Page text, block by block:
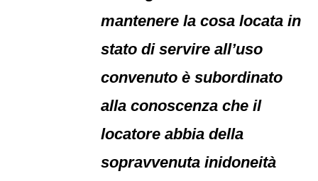
mantenere la cosa locata in
stato di servire all’uso
convenuto è subordinato
alla conoscenza che il
locatore abbia della
sopravvenuta inidoneità